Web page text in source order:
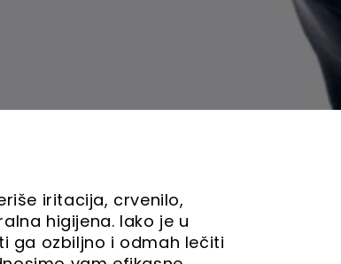
iritacija, crvenilo,
higijena. Iako je u
ga ozbiljno i odmah lečiti